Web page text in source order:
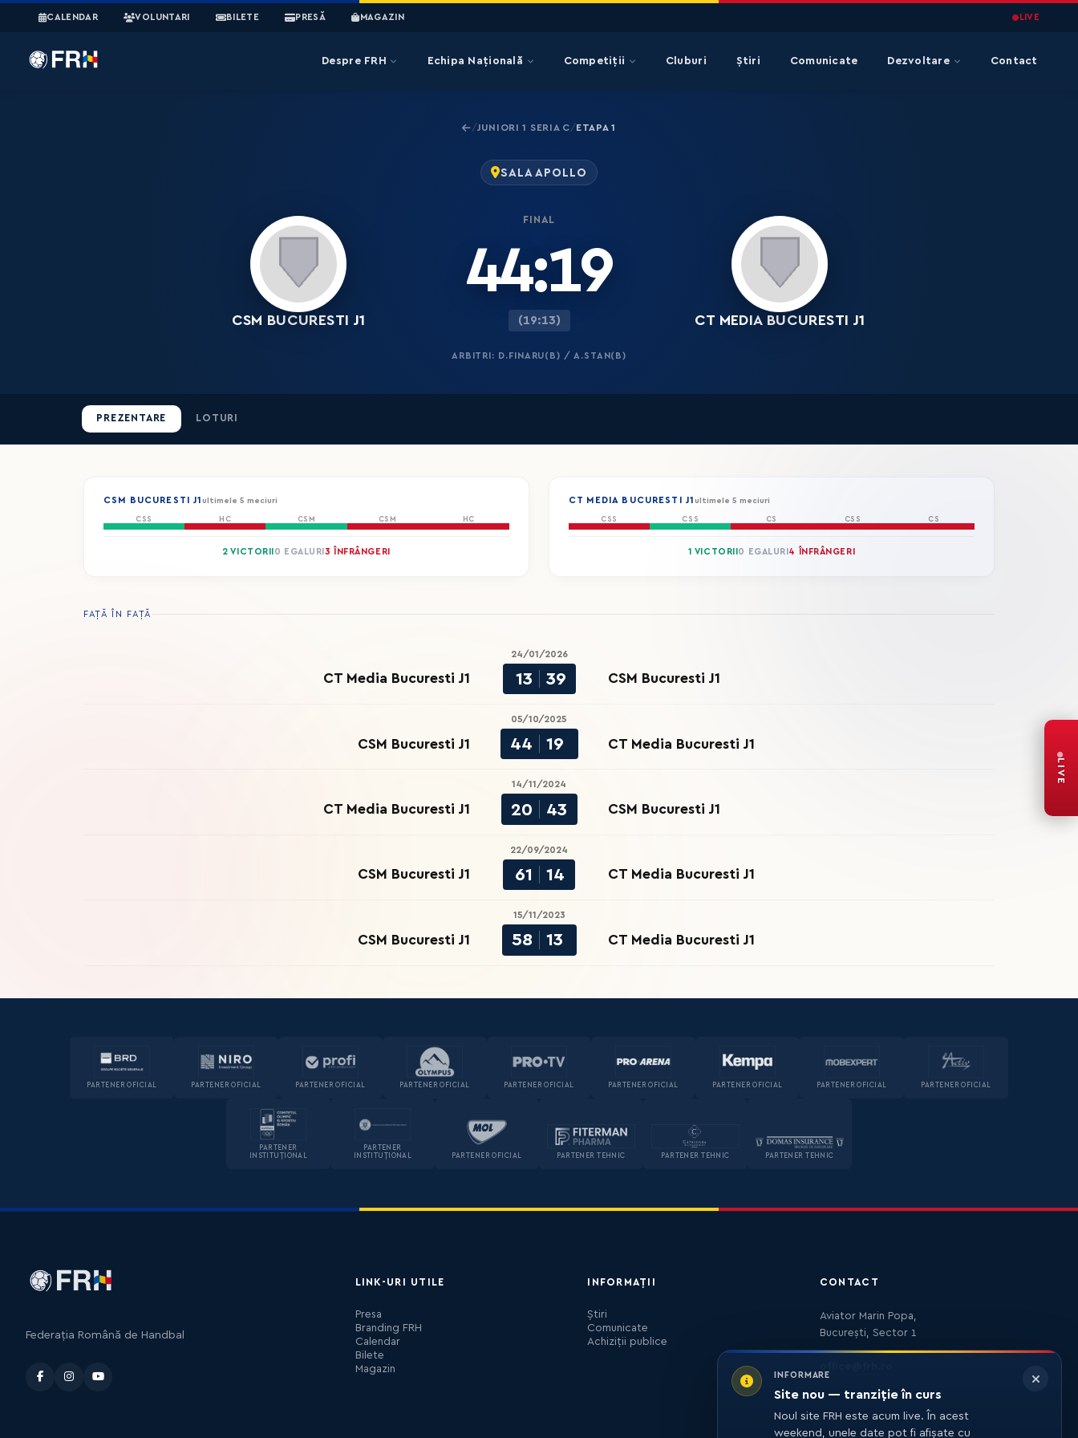
CALENDAR VOLUNTARI BILETE PRESĂ MAGAZIN LIVE
Despre FRH Echipa Națională Competiții Cluburi Știri Comunicate Dezvoltare Contact
/JUNIORI 1 SERIA C/ETAPA 1
SALA APOLLO
CSM BUCURESTI J1
FINAL
44:19
(19:13) CT MEDIA BUCURESTI J1
ARBITRI: D.FINARU(B) / A.STAN(B)
PREZENTARE LOTURI
CSM BUCURESTI J1ultimele 5 meciuri
CSS HC CSM CSM HC
2 VICTORII 0 EGALURI 3 ÎNFRÂNGERI
CT MEDIA BUCURESTI J1ultimele 5 meciuri
CSS CSS CS CSS CS
1 VICTORII 0 EGALURI 4 ÎNFRÂNGERI
FAȚĂ ÎN FAȚĂ
CT Media Bucuresti J1
24/01/2026
13 39 CSM Bucuresti J1
CSM Bucuresti J1
05/10/2025
44 19 CT Media Bucuresti J1
CT Media Bucuresti J1
14/11/2024
20 43 CSM Bucuresti J1
CSM Bucuresti J1
22/09/2024
61 14 CT Media Bucuresti J1
CSM Bucuresti J1
15/11/2023
58 13 CT Media Bucuresti J1
PARTENER OFICIAL PARTENER OFICIAL PARTENER OFICIAL PARTENER OFICIAL PARTENER OFICIAL PARTENER OFICIAL PARTENER OFICIAL PARTENER OFICIAL PARTENER OFICIAL
PARTENER
INSTITUȚIONAL
PARTENER
INSTITUȚIONAL
PARTENER OFICIAL PARTENER TEHNIC PARTENER TEHNIC PARTENER TEHNIC
INFORMARE
Site nou — tranziție în curs
Noul site FRH este acum live. În acest
weekend, unele date pot fi afișate cu
LIVE
Federația Română de Handbal
LINK-URI UTILE
Presa
Branding FRH
Calendar
Bilete
Magazin
INFORMAȚII
Știri
Comunicate
Achiziții publice
CONTACT
Aviator Marin Popa,
București, Sector 1